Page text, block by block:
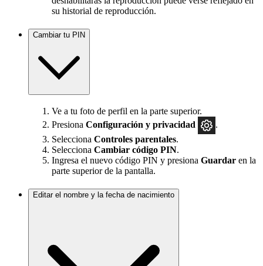
su historial de reproducción.
Cambiar tu PIN
Ve a tu foto de perfil en la parte superior.
Presiona Configuración y privacidad
.
Selecciona Controles parentales.
Selecciona Cambiar código PIN.
Ingresa el nuevo código PIN y presiona Guardar en la
parte superior de la pantalla.
Editar el nombre y la fecha de nacimiento